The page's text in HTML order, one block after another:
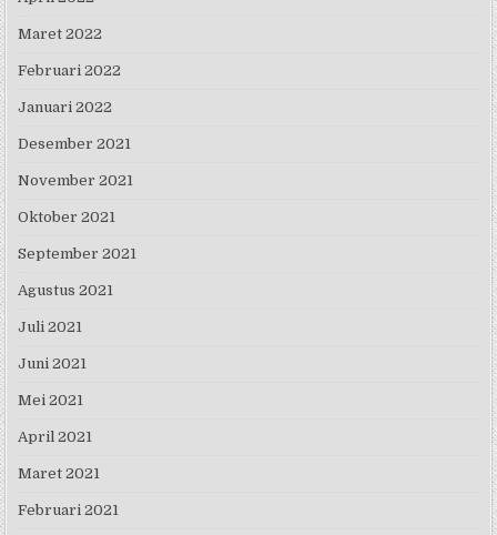
Maret 2022
Februari 2022
Januari 2022
Desember 2021
November 2021
Oktober 2021
September 2021
Agustus 2021
Juli 2021
Juni 2021
Mei 2021
April 2021
Maret 2021
Februari 2021